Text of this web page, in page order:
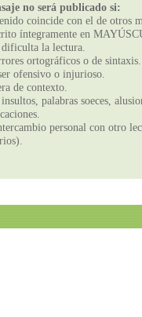
no será publicado si:
coincide con el de otros
íntegramente en
la lectura.
ortográficos o de sintaxis.
ofensivo o injurioso.
de contexto.
palabras soeces,
personal con otro